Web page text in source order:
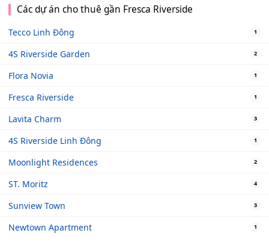
Các dự án cho thuê gần Fresca Riverside
Tecco Linh Đông 1
4S Riverside Garden 2
Flora Novia 1
Fresca Riverside 1
Lavita Charm 3
4S Riverside Linh Đông 1
Moonlight Residences 2
ST. Moritz 4
Sunview Town 3
Newtown Apartment 1